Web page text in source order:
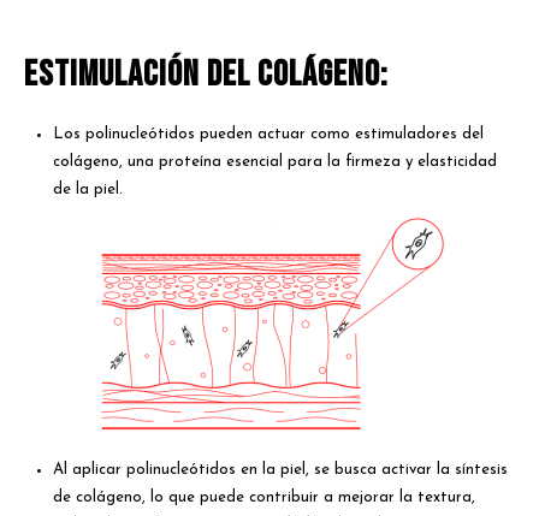
Estimulación del Colágeno:
Los polinucleótidos pueden actuar como estimuladores del
colágeno, una proteína esencial para la firmeza y elasticidad
de la piel.
Al aplicar polinucleótidos en la piel, se busca activar la síntesis
de colágeno, lo que puede contribuir a mejorar la textura,